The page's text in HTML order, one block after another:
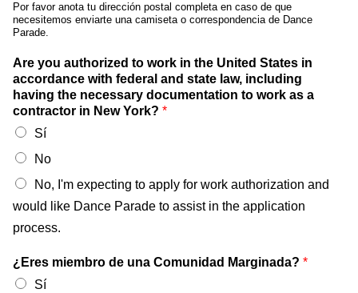
Por favor anota tu dirección postal completa en caso de que
necesitemos enviarte una camiseta o correspondencia de Dance
Parade.
Are you authorized to work in the United States in
accordance with federal and state law, including
having the necessary documentation to work as a
contractor in New York? *
Sí
No
No, I'm expecting to apply for work authorization and
would like Dance Parade to assist in the application
process.
¿Eres miembro de una Comunidad Marginada? *
Sí